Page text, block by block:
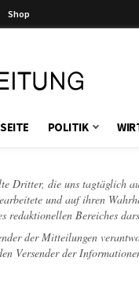
Shop
POLITIK
Dritter, die uns tagtäglich
und auf ihren
redaktionellen Bereiches
der Mitteilungen
Versender der